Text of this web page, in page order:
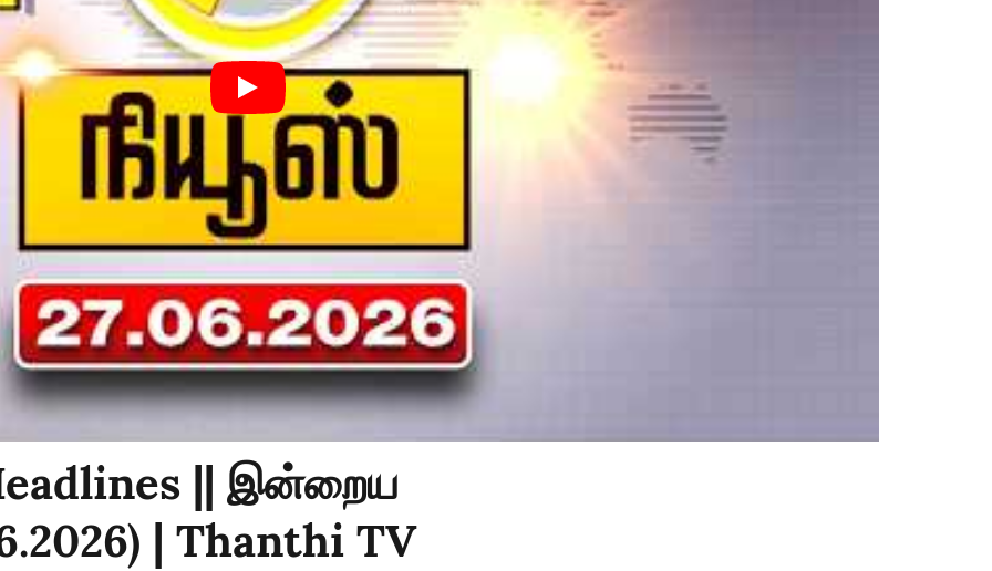
|| இன்றைய
| Thanthi TV